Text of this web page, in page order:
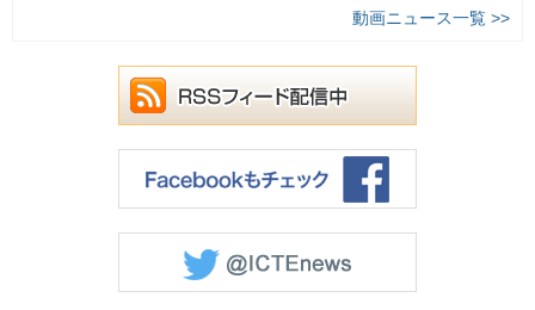
動画ニュース一覧 >>